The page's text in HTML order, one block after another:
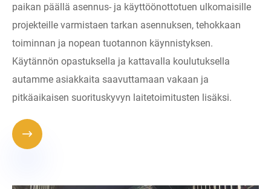
paikan päällä asennus- ja käyttöönottotuen ulkomaisille
projekteille varmistaen tarkan asennuksen, tehokkaan
toiminnan ja nopean tuotannon käynnistyksen.
Käytännön opastuksella ja kattavalla koulutuksella
autamme asiakkaita saavuttamaan vakaan ja
pitkäaikaisen suorituskyvyn laitetoimitusten lisäksi.
